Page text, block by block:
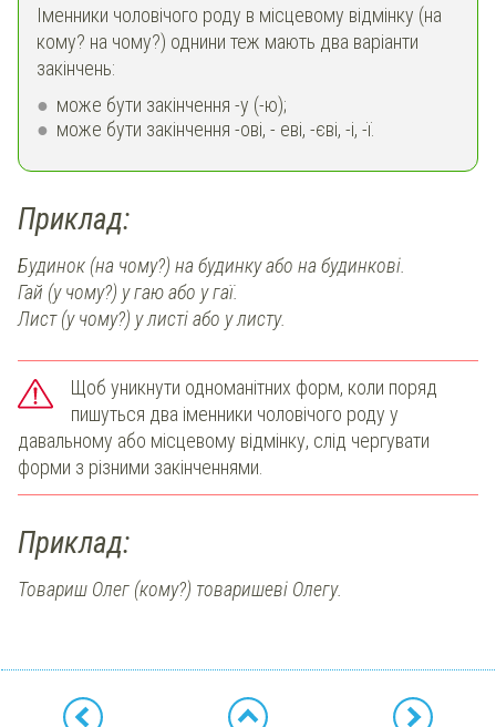
Іменники чоловічого роду в місцевому відмінку (на
кому? на чому?) однини теж мають два варіанти
закінчень:
може бути закінчення -у (-ю);
може бути закінчення -ові, - еві, -єві, -і, -ї.
Приклад:
Будинок (на чому?) на будинку або на будинкові.
Гай (у чому?) у гаю або у гаї.
Лист (у чому?) у листі або у листу.
Щоб уникнути одноманітних форм, коли поряд
пишуться два іменники чоловічого роду у
давальному або місцевому відмінку, слід чергувати
форми з різними закінченнями.
Приклад:
Товариш Олег (кому?) товаришеві Олегу.